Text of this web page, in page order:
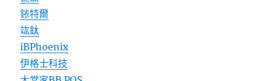
銥特爾
竑鈦
iBPhoenix
伊格士科技